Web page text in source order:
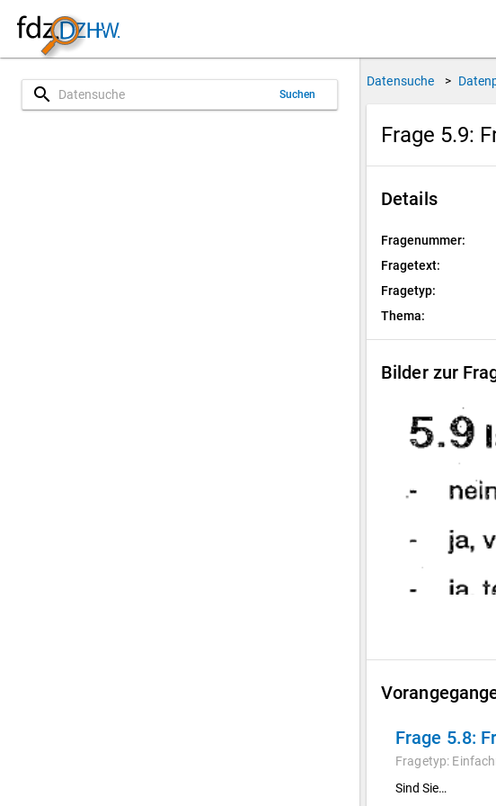
search Suchen
Datensuche >
Frage 5.9:
Details
Fragenummer:
Fragetext:
Fragetyp:
Thema:
Bilder zur
Frage 5.8:
Fragetyp:
Sind Sie…